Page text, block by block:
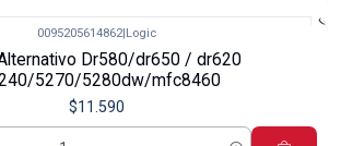
0095205614862| Logic
Dr580/dr650 / dr620
5270/5280dw/mfc8460
$11.590